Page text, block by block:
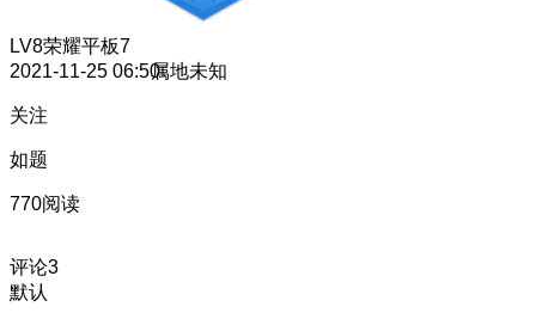
LV8荣耀平板7
2021-11-25 06:50属地未知
关注
如题
770阅读
评论3
默认